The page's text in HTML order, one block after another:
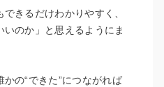
きるだけわかりやすく、
いのか」と思えるようにま
の“できた”につながれば